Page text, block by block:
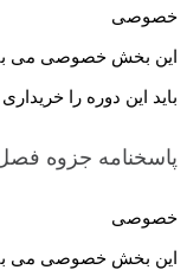
خصوصی
این بخش خصوصی می
باید این دوره را خریداری
پاسخنامه جزوه
خصوصی
این بخش خصوصی می